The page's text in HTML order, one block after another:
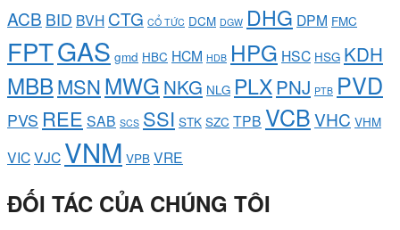
ACB BID BVH CTG CỔ TỨC DCM DGW DHG DPM FMC
FPTGAS gmd HBC HCM HDB HPG HSC HSG KDH
MBBMSNMWG NKG NLG PLXPNJ PTB PVD
PVS REE SAB SCS SSI STK SZC TPB VCBVHC VHM
VICVJC VNM VPB VRE
ĐỐI TÁC CỦA CHÚNG TÔI